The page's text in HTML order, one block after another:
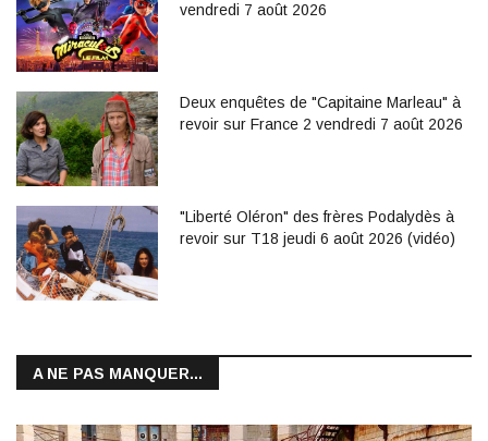
vendredi 7 août 2026
Deux enquêtes de "Capitaine Marleau" à
revoir sur France 2 vendredi 7 août 2026
"Liberté Oléron" des frères Podalydès à
revoir sur T18 jeudi 6 août 2026 (vidéo)
A NE PAS MANQUER...